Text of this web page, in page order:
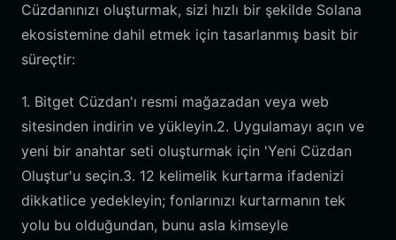
Cüzdanınızı oluşturmak, sizi hızlı bir şekilde Solana
ekosistemine dahil etmek için tasarlanmış basit bir
süreçtir:
1. Bitget Cüzdan'ı resmi mağazadan veya web
sitesinden indirin ve yükleyin.2. Uygulamayı açın ve
yeni bir anahtar seti oluşturmak için 'Yeni Cüzdan
Oluştur'u seçin.3. 12 kelimelik kurtarma ifadenizi
dikkatlice yedekleyin; fonlarınızı kurtarmanın tek
yolu bu olduğundan, bunu asla kimseyle